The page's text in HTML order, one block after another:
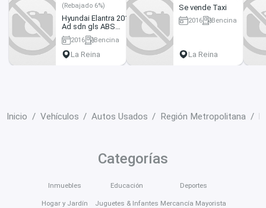
(Rebajado 6%)
Hyundai Elantra 2016
Ad sdn gls ABS
smart
2016
Bencina
La Reina
Se vende Taxi
2016
Bencina
La Reina
Inicio Vehículos Autos Usados Región Metropolitana
Categorías
Inmuebles
Hogar y Jardín
Educación
Juguetes & Infantes
Deportes
Mercancía Mayorista